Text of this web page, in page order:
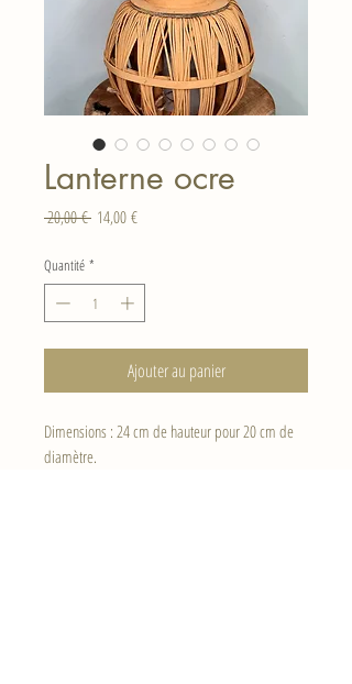
Lanterne ocre
20,00 € Prix14,00 €Prix
Quantité *
Ajouter au panier
Dimensions : 24 cm de hauteur pour 20 cm de
diamètre.